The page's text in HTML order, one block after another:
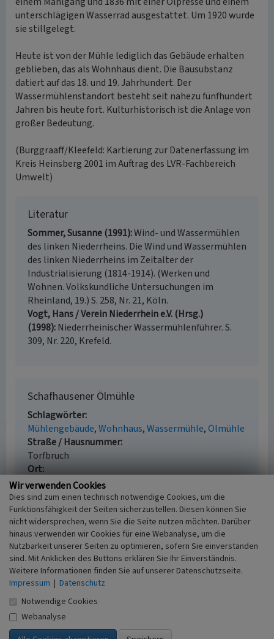
unterschlägigen Wasserrad ausgestattet. Um 1920 wurde
sie stillgelegt.
Heute ist von der Mühle lediglich das Gebäude erhalten
geblieben, das als Wohnhaus dient. Die Bausubstanz
datiert auf das 18. und 19. Jahrhundert. Der
Wassermühlenstandort besteht seit nahezu fünfhundert
Jahren bis heute fort. Kulturhistorisch ist die Anlage von
großer Bedeutung.
(Burggraaff/Kleefeld: Kartierung zur Datenerfassung im
Kreis Heinsberg 2001 im Auftrag des LVR-Fachbereich
Umwelt)
Literatur
Sommer, Susanne (1991) Wind- und Wassermühlen
des linken Niederrheins. Die Wind und Wassermühlen
des linken Niederrheins im Zeitalter der
Industrialisierung (1814-1914). (Werken und
Wohnen. Volkskundliche Untersuchungen im
Rheinland, 19.) S. 258, Nr. 21, Köln.
Vogt, Hans / Verein Niederrhein e.V. (Hrsg.)
(1998) Niederrheinischer Wassermühlenführer. S.
309, Nr. 220, Krefeld.
Schafhausener Ölmühle
Schlagwörter
Mühlengebäude Wohnhaus Wassermühle Ölmühle
Straße / Hausnummer
Torfbruch
Ort
52525 Heinsberg - Schafhausen
Fachsicht(en)
Kulturlandschaftspflege, Landeskunde
Erfassungsmaßstab
i.d.R. 1:5.000 (größer als 1:20.000)
Erfassungsmethode
Auswertung historischer Karten,
Literaturauswertung, Geländebegehung/-
kartierung
Historischer Zeitraum
Beginn 1401 bis 1491, Ende 1920
Wir verwenden Cookies
Dies sind zum einen technisch notwendige Cookies, um die
Funktionsfähigkeit der Seiten sicherzustellen. Diesen können Sie
nicht widersprechen, wenn Sie die Seite nutzen möchten. Darüber
hinaus verwenden wir Cookies für eine Webanalyse, um die
Nutzbarkeit unserer Seiten zu optimieren, sofern Sie einverstanden
sind. Mit Anklicken des Buttons erklären Sie Ihr Einverständnis.
Weitere Informationen finden Sie auf unserer Datenschutzseite.
Impressum | Datenschutz
Notwendige Cookies
Webanalyse